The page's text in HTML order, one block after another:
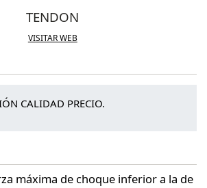
TENDON
VISITAR WEB
CALIDAD PRECIO.
máxima de choque inferior a la de